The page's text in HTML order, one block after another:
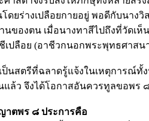
ดยร่างเปลือยกายอยู่ พอดีกับนา
ของตน เมื่อนางทาสีไปถึงที่วัดเห็
เปลือย (อาชีวกนอกพระพุทธศาส
นสตรีที่ฉลาดรู้แจ้งในเหตุการณ์ทั้
แล้ว จึงได้โอกาสอันควรทูลขอพร
าตพร ๘ ประการคือ